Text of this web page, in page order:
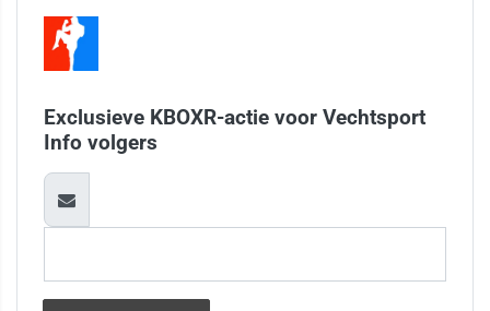
Exclusieve KBOXR-actie voor Vechtsport
Info volgers